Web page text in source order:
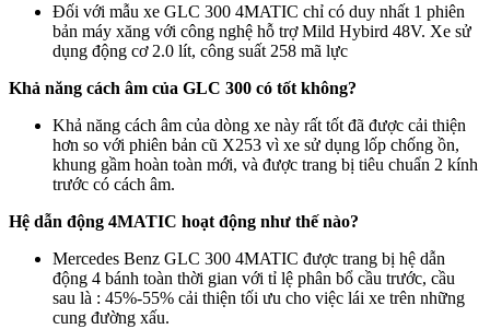
Đối với mẫu xe GLC 300 4MATIC chỉ có duy nhất 1 phiên
bản máy xăng với công nghệ hỗ trợ Mild Hybird 48V. Xe sử
dụng động cơ 2.0 lít, công suất 258 mã lực
Khả năng cách âm của GLC 300 có tốt không?
Khả năng cách âm của dòng xe này rất tốt đã được cải thiện
hơn so với phiên bản cũ X253 vì xe sử dụng lốp chống ồn,
khung gầm hoàn toàn mới, và được trang bị tiêu chuẩn 2 kính
trước có cách âm.
Hệ dẫn động 4MATIC hoạt động như thế nào?
Mercedes Benz GLC 300 4MATIC được trang bị hệ dẫn
động 4 bánh toàn thời gian với tỉ lệ phân bổ cầu trước, cầu
sau là : 45%-55% cải thiện tối ưu cho việc lái xe trên những
cung đường xấu.